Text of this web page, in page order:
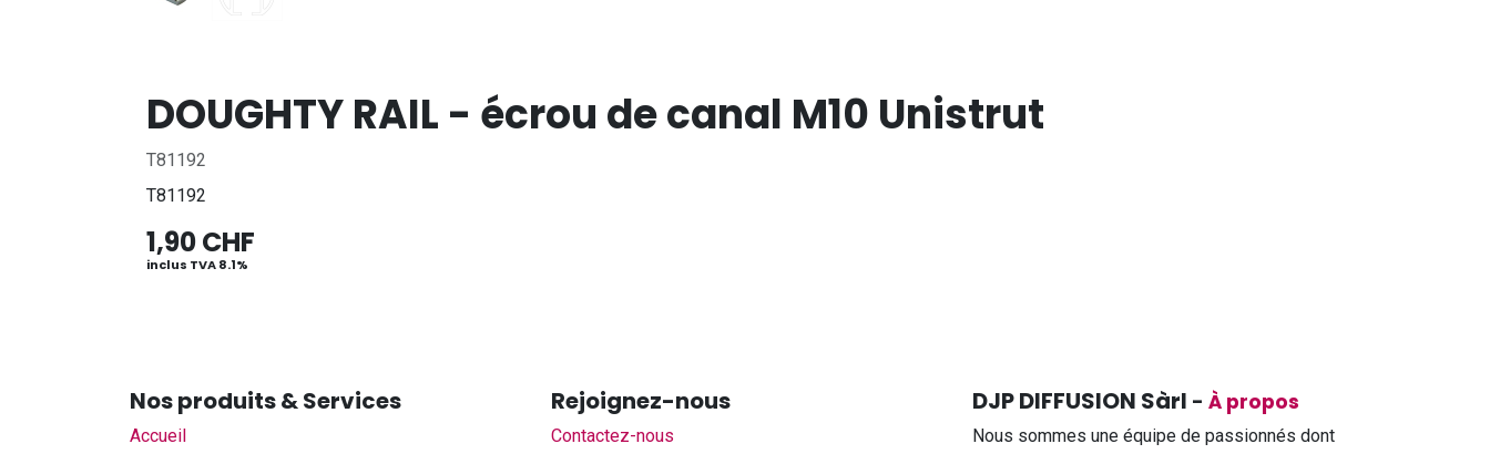
DOUGHTY RAIL - écrou de canal M10 Unistrut
T81192
T81192
1,90CHF
inclus TVA 8.1%
Nos produits & Services
Accueil
Rejoignez-nous
Contactez-nous
DJP DIFFUSION Sàrl - À propos
Nous sommes une équipe de passionnés dont